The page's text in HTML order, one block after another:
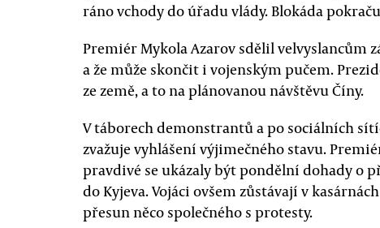
ráno vchody do úřadu vlády. Blokáda
Premiér Mykola Azarov sdělil velvyslancům
a že může skončit i vojenským pučem.
ze země, a to na plánovanou návštěvu Číny.
V táborech demonstrantů a po sociálních
zvažuje vyhlášení výjimečného stavu.
pravdivé se ukázaly být pondělní dohady o
do Kyjeva. Vojáci ovšem zůstávají v
přesun něco společného s protesty.